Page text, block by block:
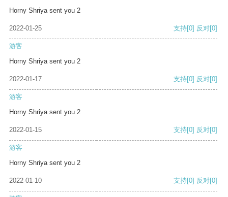
Horny Shriya sent you 2
2022-01-25 支持[0] 反对[0]
游客
Horny Shriya sent you 2
2022-01-17 支持[0] 反对[0]
游客
Horny Shriya sent you 2
2022-01-15 支持[0] 反对[0]
游客
Horny Shriya sent you 2
2022-01-10 支持[0] 反对[0]